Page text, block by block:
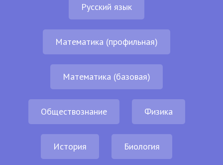
Русский язык
Математика (профильная)
Математика (базовая)
Обществознание Физика
История Биология